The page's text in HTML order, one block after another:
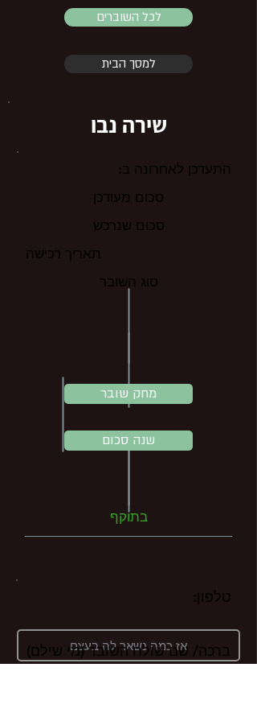
לכל השוברים
למסך הבית
שירה נבו
התעדכן לאחרונה ב:
סכום מעודכן
סכום שנרכש
תאריך רכישה
סוג השובר
120
בתוקף
מחק שובר
שנה סכום
טלפון:
ברכה/ שם שולח השובר (מי שילם)